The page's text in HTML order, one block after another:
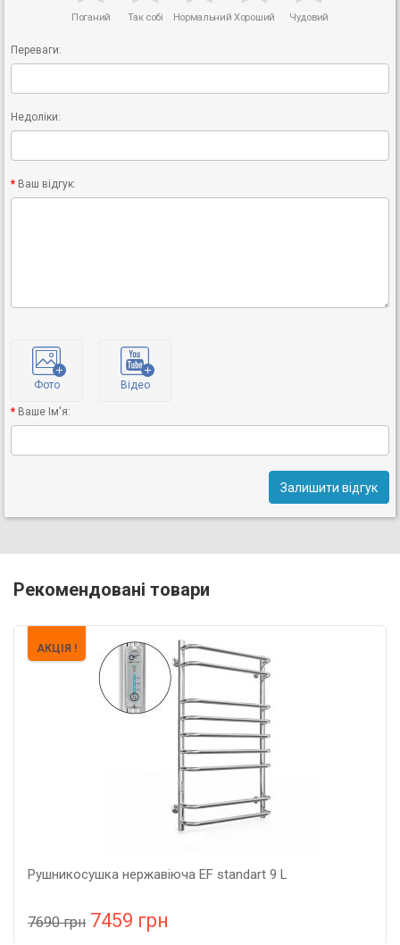
Поганий Так собі Нормальний Хороший Чудовий
Переваги:
Недоліки:
Ваш відгук:
Фото Відео
Ваше Ім'я:
Залишити відгук
Рекомендовані товари
АКЦІЯ !
Рушникосушка нержавіюча EF standart 9 L
7690 грн 7459 грн